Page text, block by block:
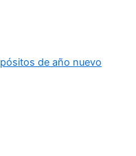
de año nuevo